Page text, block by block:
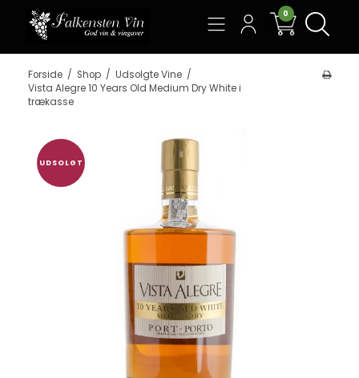
0
Forside / Shop / Udsolgte Vine /
Vista Alegre 10 Years Old Medium Dry White i
trækasse
UDSOLGT